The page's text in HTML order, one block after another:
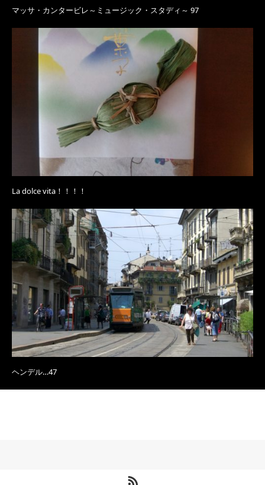
マッサ・カンタービレ～ミュージック・スタディ～ 97
La dolce vita！！！！
ヘンデル…47